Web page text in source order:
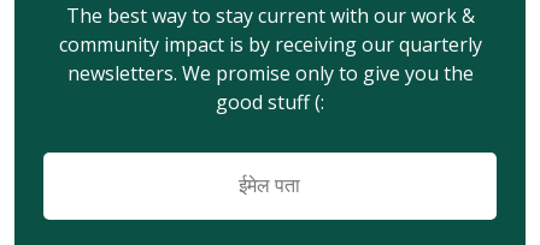
The best way to stay current with our work &
community impact is by receiving our quarterly
newsletters. We promise only to give you the
good stuff (: